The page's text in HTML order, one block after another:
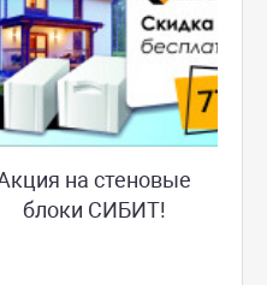
на стеновые
блоки СИБИТ!